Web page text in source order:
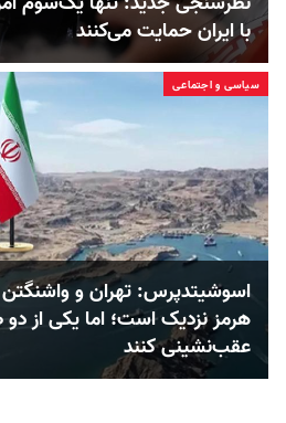
با ایران حمایت می‌کنند
سیاسی و اجتماعی
اسوشیتدپرس: تهران و واشنگتن
هرمز نزدیک است؛ اما یکی از دو
عقب‌نشینی کنند